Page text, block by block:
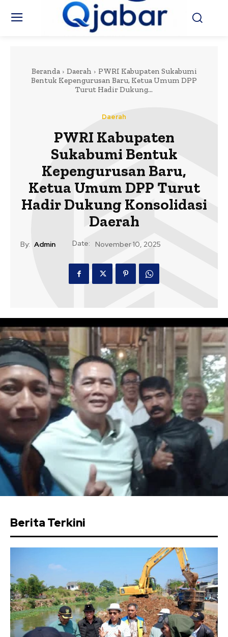
Beranda Daerah
PWRI Kabupaten Sukabumi
Bentuk Kepengurusan Baru, Ketua Umum DPP
Turut Hadir Dukung...
Daerah
PWRI Kabupaten
Sukabumi Bentuk
Kepengurusan Baru,
Ketua Umum DPP Turut
Hadir Dukung Konsolidasi
Daerah
By: Admin Date: November 10, 2025
Berita Terkini